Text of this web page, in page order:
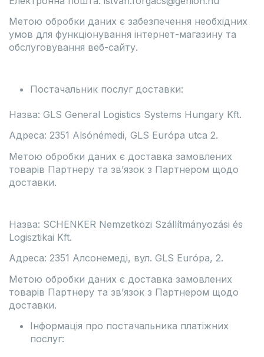
Метою обробки даних є забезпечення необхідних
умов для функціонування інтернет-магазину та
обслуговування веб-сайту.
Постачальник послуг доставки:
Назва: GLS General Logistics Systems Hungary Kft.
Адреса: 2351 Alsónémedi, GLS Európa utca 2.
Метою обробки даних є доставка замовлених
товарів Партнеру та зв’язок з Партнером щодо
доставки.
Назва: SCHENKER Nemzetközi Szállítmányozási és
Logisztikai Kft.
Адреса: 2351 Алсонемеді, вул. GLS Európa, 2.
Метою обробки даних є доставка замовлених
товарів Партнеру та зв’язок з Партнером щодо
доставки.
Інформація про постачальника платіжних
послуг: